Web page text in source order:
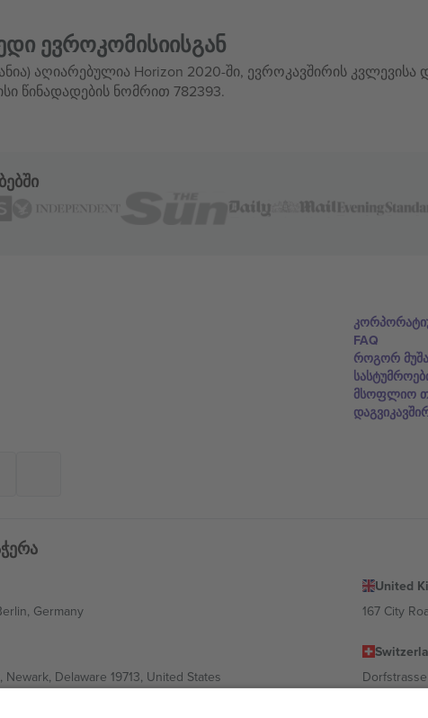
ევროკომისიისგან
აღიარებულია Horizon 2020-ში, ევროკავშირის კვლევისა
წინადადების ნომრით 782393.
FAQ
როგორ
მსოფლიო
Germany
United
167 City
Delaware 19713, United States